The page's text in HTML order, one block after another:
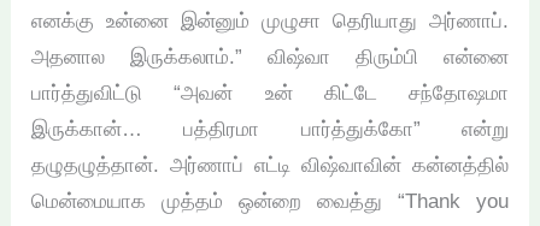
எனக்கு உன்னை இன்னும் முழுசா தெரியாது அர்ணாப்.
அதனால இருக்கலாம்.” விஷ்வா திரும்பி என்னை
பார்த்துவிட்டு “அவன் உன் கிட்டே சந்தோஷமா
இருக்கான்… பத்திரமா பார்த்துக்கோ” என்று
தழுதழுத்தான். அர்ணாப் எட்டி விஷ்வாவின் கன்னத்தில்
மென்மையாக முத்தம் ஒன்றை வைத்து “Thank you